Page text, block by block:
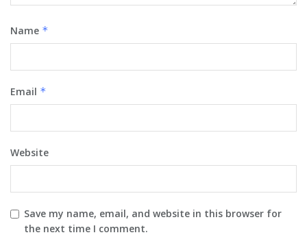
Name *
Email *
Website
Save my name, email, and website in this browser for
the next time I comment.